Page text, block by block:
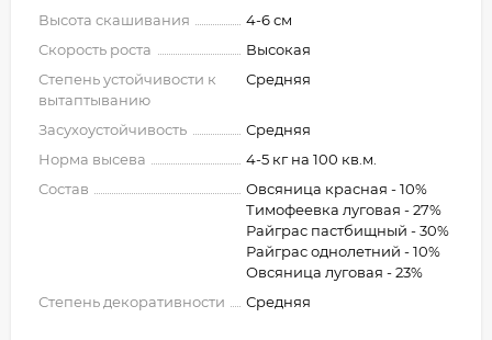
Высота скашивания
4-6 см
Скорость роста
Высокая
Степень устойчивости к
вытаптыванию
Средняя
Засухоустойчивость
Средняя
Норма высева
4-5 кг на 100 кв.м.
Состав
Овсяница красная - 10%
Тимофеевка луговая - 27%
Райграс пастбищный - 30%
Райграс однолетний - 10%
Овсяница луговая - 23%
Степень декоративности
Средняя